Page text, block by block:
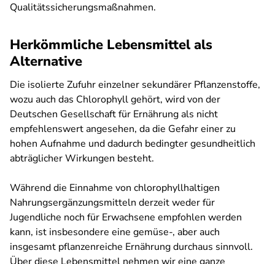
Qualitätssicherungsmaßnahmen.
Herkömmliche Lebensmittel als
Alternative
Die isolierte Zufuhr einzelner sekundärer Pflanzenstoffe,
wozu auch das Chlorophyll gehört, wird von der
Deutschen Gesellschaft für Ernährung als nicht
empfehlenswert angesehen, da die Gefahr einer zu
hohen Aufnahme und dadurch bedingter gesundheitlich
abträglicher Wirkungen besteht.
Während die Einnahme von chlorophyllhaltigen
Nahrungsergänzungsmitteln derzeit weder für
Jugendliche noch für Erwachsene empfohlen werden
kann, ist insbesondere eine gemüse-, aber auch
insgesamt pflanzenreiche Ernährung durchaus sinnvoll.